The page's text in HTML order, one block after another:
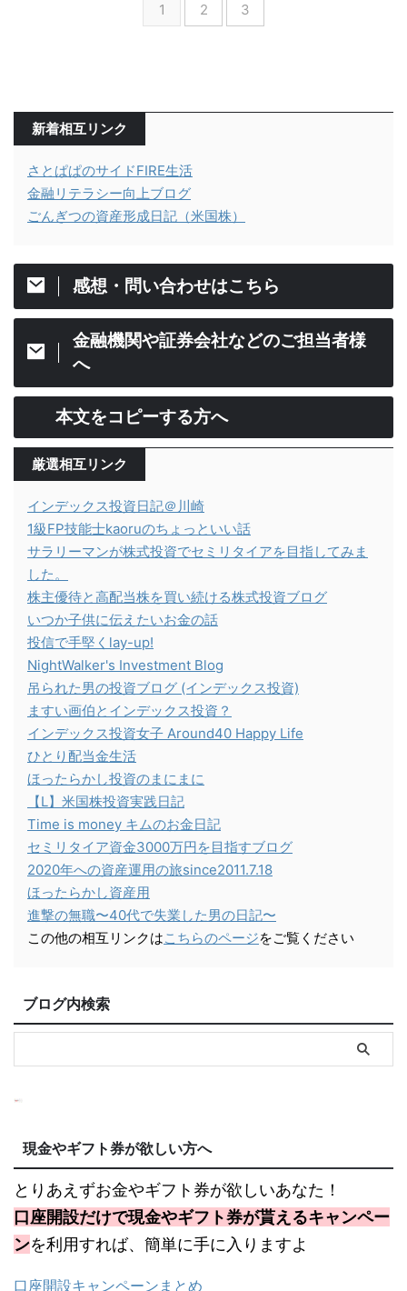
1 2 3
新着相互リンク
さとぱぱのサイドFIRE生活
金融リテラシー向上ブログ
ごんぎつの資産形成日記（米国株）
感想・問い合わせはこちら
金融機関や証券会社などのご担当者様
へ
本文をコピーする方へ
厳選相互リンク
インデックス投資日記＠川崎
1級FP技能士kaoruのちょっといい話
サラリーマンが株式投資でセミリタイアを目指してみま
した。
株主優待と高配当株を買い続ける株式投資ブログ
いつか子供に伝えたいお金の話
投信で手堅くlay-up!
NightWalker's Investment Blog
吊られた男の投資ブログ (インデックス投資)
ますい画伯とインデックス投資？
インデックス投資女子 Around40 Happy Life
ひとり配当金生活
ほったらかし投資のまにまに
【L】米国株投資実践日記
Time is money キムのお金日記
セミリタイア資金3000万円を目指すブログ
2020年への資産運用の旅since2011.7.18
ほったらかし資産用
進撃の無職〜40代で失業した男の日記〜
この他の相互リンクはこちらのページをご覧ください
ブログ内検索
現金やギフト券が欲しい方へ
とりあえずお金やギフト券が欲しいあなた！
口座開設だけで現金やギフト券が貰えるキャンペー
ンを利用すれば、簡単に手に入りますよ
口座開設キャンペーンまとめ